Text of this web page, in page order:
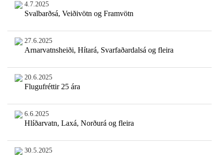
4.7.2025
Svalbarðsá, Veiðivötn og Framvötn
27.6.2025
Arnarvatnsheiði, Hítará, Svarfaðardalsá og fleira
20.6.2025
Flugufréttir 25 ára
6.6.2025
Hlíðarvatn, Laxá, Norðurá og fleira
30.5.2025